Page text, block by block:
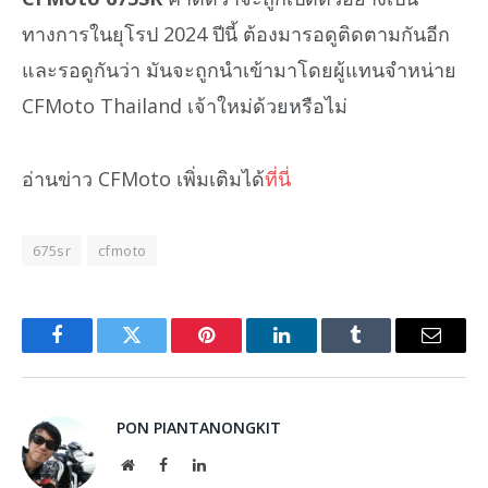
ทางการในยุโรป 2024 ปีนี้ ต้องมารอดูติดตามกันอีก
และรอดูกันว่า มันจะถูกนำเข้ามาโดยผู้แทนจำหน่าย
CFMoto Thailand เจ้าใหม่ด้วยหรือไม่
อ่านข่าว CFMoto เพิ่มเติมได้ที่นี่
675sr cfmoto
FacebookTwitter Pinterest LinkedInTumblr Email
PON PIANTANONGKIT
WebsiteFacebookLinkedIn